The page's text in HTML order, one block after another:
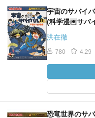
宇宙のサバイ
(科学漫画サバ
洪在徹
780 4.29
恐竜世界のサ